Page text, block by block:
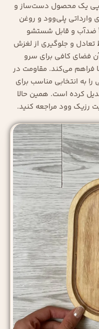
یک محصول دست‌ساز و
وارداتی پلی‌وود و روغن
ضدآب و قابل شستشو
و جلوگیری از لغزش
سانتی‌متری آن فضای کافی برای سرو
فراهم می‌کند. مقاومت در
را به انتخابی مناسب برای
کرده است. همین حالا
رزیک وود مراجعه کنید.